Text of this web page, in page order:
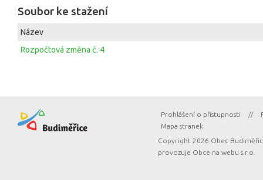
Soubor ke stažení
Název
Rozpočtová změna č. 4
Prohlášení o přístupnosti //
Mapa stranek
Copyright 2026 Obec
provozuje Obce na webu s.r.o.